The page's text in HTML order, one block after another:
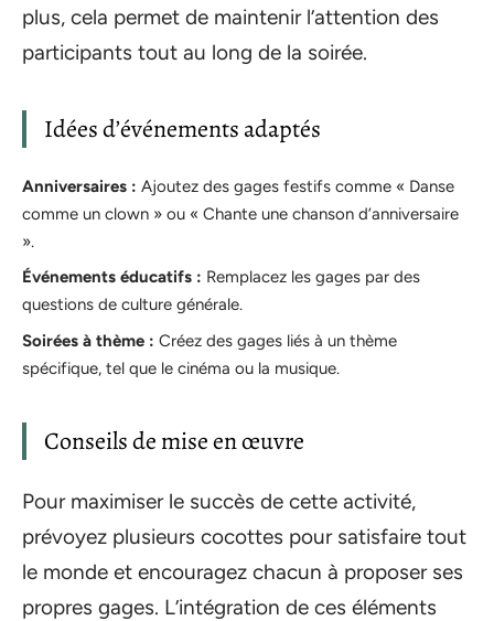
plus, cela permet de maintenir l’attention des
participants tout au long de la soirée.
Idées d’événements adaptés
Anniversaires : Ajoutez des gages festifs comme « Danse
comme un clown » ou « Chante une chanson d’anniversaire
».
Événements éducatifs : Remplacez les gages par des
questions de culture générale.
Soirées à thème : Créez des gages liés à un thème
spécifique, tel que le cinéma ou la musique.
Conseils de mise en œuvre
Pour maximiser le succès de cette activité,
prévoyez plusieurs cocottes pour satisfaire tout
le monde et encouragez chacun à proposer ses
propres gages. L’intégration de ces éléments